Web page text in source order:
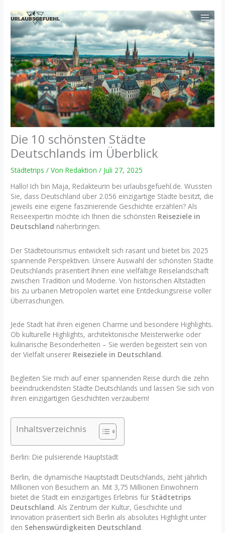
Inhalt
springen
Die 10 schönsten Städte
Deutschlands im Überblick
Städtetrips / VonRedaktion/ Juli 27, 2025
Hallo! Ich bin Maja, Redakteurin bei urlaubsgefuehl.de. Wussten
Sie, dass Deutschland über 2.056 einzigartige Städte besitzt, die
jeweils eine eigene faszinierende Geschichte erzählen? Als
Reiseexpertin möchte ich Ihnen die schönsten Reiseziele in
Deutschland näherbringen.
Der Städtetourismus entwickelt sich rasant und bietet bis 2025
spannende Perspektiven. Unsere Auswahl der schönsten Städte
Deutschlands präsentiert Ihnen eine vielfältige Reiselandschaft
zwischen Tradition und Moderne. Von historischen Altstädten
bis zu urbanen Metropolen wartet eine Entdeckungsreise voller
Überraschungen.
Jede Stadt hat ihren eigenen Charme und besondere Highlights.
Ob kulturelle Highlights, architektonische Meisterwerke oder
kulinarische Besonderheiten – Sie werden begeistert sein von
der Vielfalt unserer Reiseziele in Deutschland.
Begleiten Sie mich auf einer spannenden Reise durch die zehn
beeindruckendsten Städte Deutschlands und lassen Sie sich von
ihren einzigartigen Geschichten verzaubern!
Inhaltsverzeichnis
Berlin: Die pulsierende Hauptstadt
Berlin, die dynamische Hauptstadt Deutschlands, zieht jährlich
Millionen von Besuchern an. Mit 3,75 Millionen Einwohnern
bietet die Stadt ein einzigartiges Erlebnis für Städtetrips
Deutschland. Als Zentrum der Kultur, Geschichte und
Innovation präsentiert sich Berlin als absolutes Highlight unter
den Sehenswürdigkeiten Deutschland.